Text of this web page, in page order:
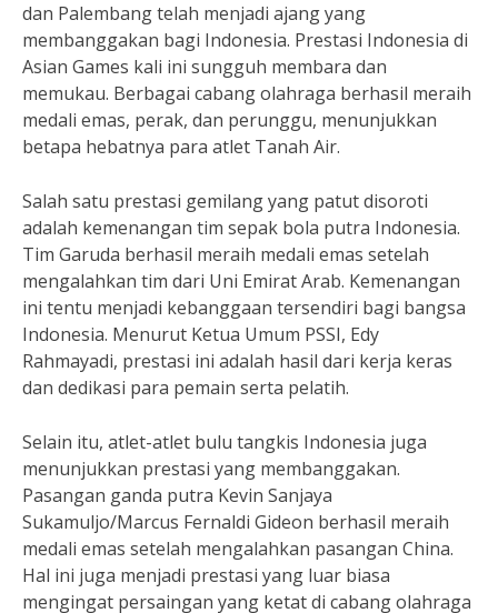
dan Palembang telah menjadi ajang yang
membanggakan bagi Indonesia. Prestasi Indonesia di
Asian Games kali ini sungguh membara dan
memukau. Berbagai cabang olahraga berhasil meraih
medali emas, perak, dan perunggu, menunjukkan
betapa hebatnya para atlet Tanah Air.
Salah satu prestasi gemilang yang patut disoroti
adalah kemenangan tim sepak bola putra Indonesia.
Tim Garuda berhasil meraih medali emas setelah
mengalahkan tim dari Uni Emirat Arab. Kemenangan
ini tentu menjadi kebanggaan tersendiri bagi bangsa
Indonesia. Menurut Ketua Umum PSSI, Edy
Rahmayadi, prestasi ini adalah hasil dari kerja keras
dan dedikasi para pemain serta pelatih.
Selain itu, atlet-atlet bulu tangkis Indonesia juga
menunjukkan prestasi yang membanggakan.
Pasangan ganda putra Kevin Sanjaya
Sukamuljo/Marcus Fernaldi Gideon berhasil meraih
medali emas setelah mengalahkan pasangan China.
Hal ini juga menjadi prestasi yang luar biasa
mengingat persaingan yang ketat di cabang olahraga